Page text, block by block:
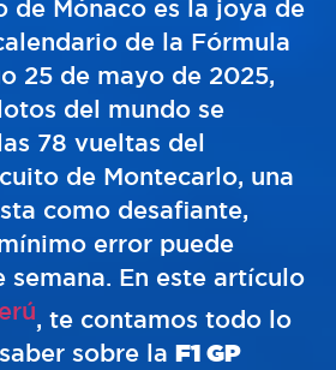
de Mónaco es la joya de
de la Fórmula
25 de mayo de 2025,
del mundo se
78 vueltas del
de Montecarlo, una
como desafiante,
error puede
semana. En este artículo
, te contamos todo lo
sobre la F1 GP